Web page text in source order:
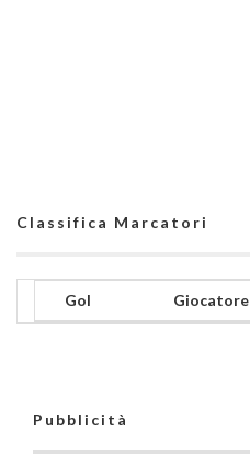
Classifica Marcatori
Gol Giocatore
Pubblicità